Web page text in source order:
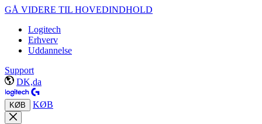
GÅ VIDERE TIL HOVEDINDHOLD
Logitech
Erhverv
Uddannelse
Support
DK,da
KØB KØB